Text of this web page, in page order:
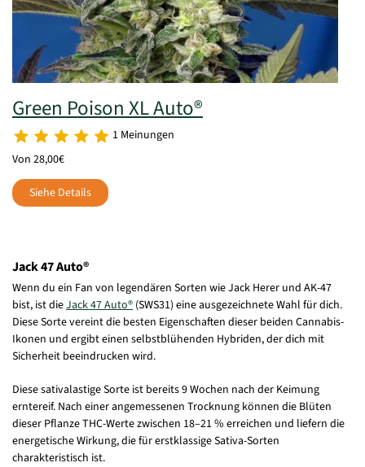
Green Poison XL Auto®
1 Meinungen
Von 28,00€
Siehe Details
Jack 47 Auto®
Wenn du ein Fan von legendären Sorten wie Jack Herer und AK-47
bist, ist dieJack 47 Auto® (SWS31) eine ausgezeichnete Wahl für dich.
Diese Sorte vereint die besten Eigenschaften dieser beiden Cannabis-
Ikonen und ergibt einen selbstblühenden Hybriden, der dich mit
Sicherheit beeindrucken wird.
Diese sativalastige Sorte ist bereits 9 Wochen nach der Keimung
erntereif. Nach einer angemessenen Trocknung können die Blüten
dieser Pflanze THC-Werte zwischen 18–21 % erreichen und liefern die
energetische Wirkung, die für erstklassige Sativa-Sorten
charakteristisch ist.